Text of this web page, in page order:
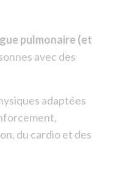
pulmonaire (et
avec des
adaptées
du cardio et des